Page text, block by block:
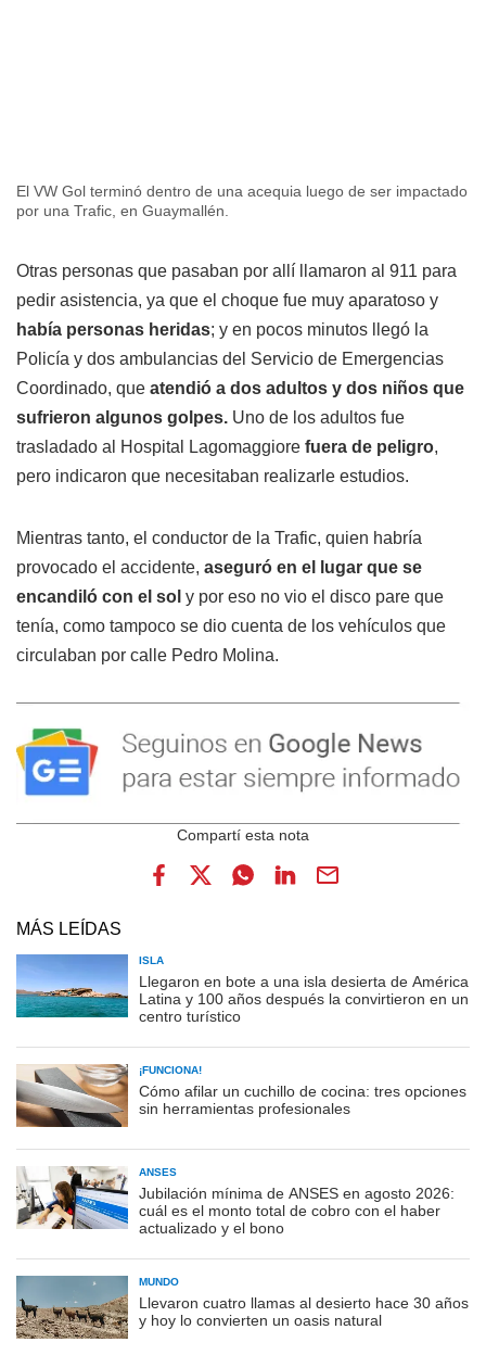
El VW Gol terminó dentro de una acequia luego de ser impactado
por una Trafic, en Guaymallén.
Otras personas que pasaban por allí llamaron al 911 para
pedir asistencia, ya que el choque fue muy aparatoso y
había personas heridas; y en pocos minutos llegó la
Policía y dos ambulancias del Servicio de Emergencias
Coordinado, que atendió a dos adultos y dos niños que
sufrieron algunos golpes. Uno de los adultos fue
trasladado al Hospital Lagomaggiore fuera de peligro,
pero indicaron que necesitaban realizarle estudios.
Mientras tanto, el conductor de la Trafic, quien habría
provocado el accidente, aseguró en el lugar que se
encandiló con el sol y por eso no vio el disco pare que
tenía, como tampoco se dio cuenta de los vehículos que
circulaban por calle Pedro Molina.
MÁS LEÍDAS
ISLA
Llegaron en bote a una isla desierta de América
Latina y 100 años después la convirtieron en un
centro turístico
¡FUNCIONA!
Cómo afilar un cuchillo de cocina: tres opciones
sin herramientas profesionales
ANSES
Jubilación mínima de ANSES en agosto 2026:
cuál es el monto total de cobro con el haber
actualizado y el bono
MUNDO
Llevaron cuatro llamas al desierto hace 30 años
y hoy lo convierten un oasis natural